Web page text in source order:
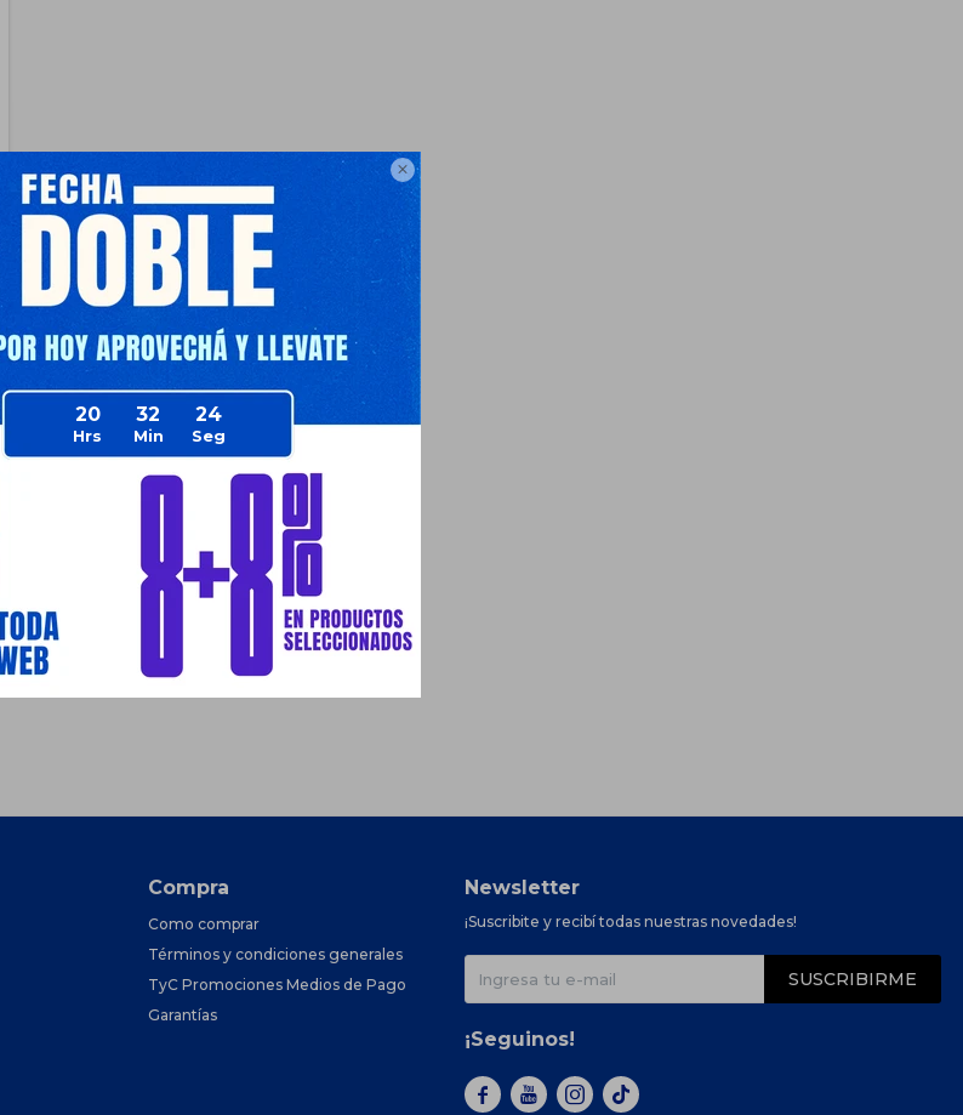

20 32 24
Compra
Como comprar
Términos y condiciones generales
TyC Promociones Medios de Pago
Garantías
Newsletter
¡Suscribite y recibí todas nuestras novedades!
SUSCRIBIRME
¡Seguinos!
  